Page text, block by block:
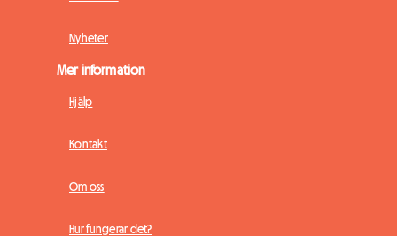
Nyheter
Mer information
Hjälp
Kontakt
Om oss
Hur fungerar det?